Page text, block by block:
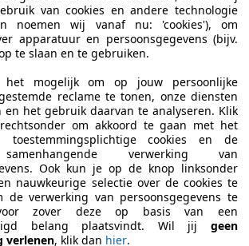
van cookies en andere technologie
noemen wij vanaf nu: 'cookies'), om
apparatuur en persoonsgegevens (bijv.
te slaan en te gebruiken.
het mogelijk om op jouw persoonlijke
reclame te tonen, onze diensten
en het gebruik daarvan te analyseren. Klik
om akkoord te gaan met het
toestemmingsplichtige cookies en de
verwerking van
Ook kun je op de knop linksonder
nauwkeurige selectie over de cookies te
de verwerking van persoonsgegevens te
zover deze op basis van een
belang plaatsvindt. Wil jij geen
verlenen, klik dan hier.